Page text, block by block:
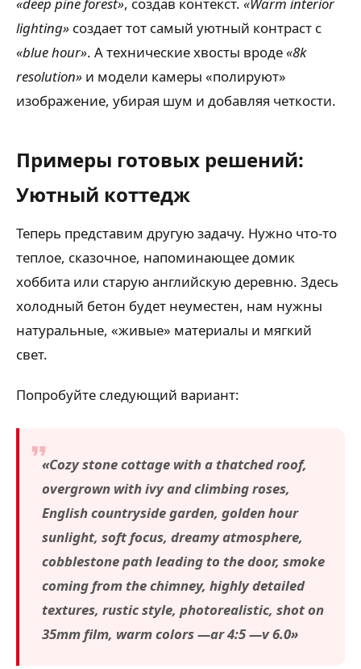
«deep pine forest», создав контекст. «Warm interior
lighting» создает тот самый уютный контраст с
«blue hour». А технические хвосты вроде«8k
resolution» и модели камеры «полируют»
изображение, убирая шум и добавляя четкости.
Примеры готовых решений:
Уютный коттедж
Теперь представим другую задачу. Нужно что-то
теплое, сказочное, напоминающее домик
хоббита или старую английскую деревню. Здесь
холодный бетон будет неуместен, нам нужны
натуральные, «живые» материалы и мягкий
свет.
Попробуйте следующий вариант:
«Cozy stone cottage with a thatched roof,
overgrown with ivy and climbing roses,
English countryside garden, golden hour
sunlight, soft focus, dreamy atmosphere,
cobblestone path leading to the door, smoke
coming from the chimney, highly detailed
textures, rustic style, photorealistic, shot on
35mm film, warm colors —ar 4:5 —v 6.0»